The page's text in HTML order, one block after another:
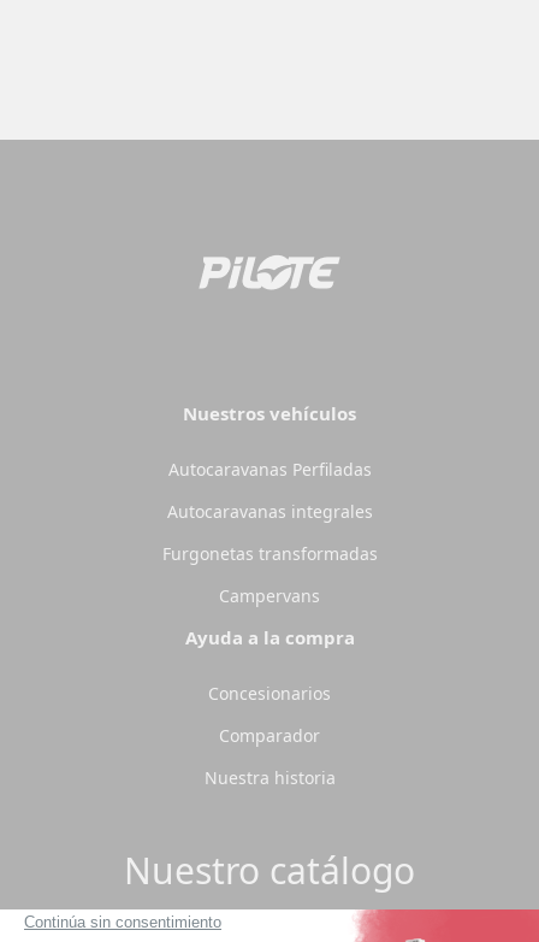
Nuestros vehículos
Autocaravanas Perfiladas
Autocaravanas integrales
Furgonetas transformadas
Campervans
Ayuda a la compra
Concesionarios
Comparador
Nuestra historia
Nuestro catálogo
¿Quiere estar al día de nuestra flota?